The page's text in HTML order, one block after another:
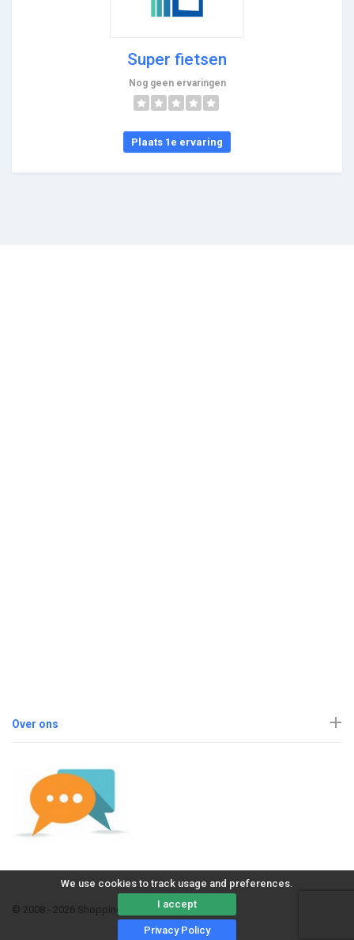
We use cookies to track usage and preferences.
I accept
Privacy Policy
Super fietsen
Nog geen ervaringen
Plaats 1e ervaring
Over ons
© 2008 - 2026 ShoppingErvaring